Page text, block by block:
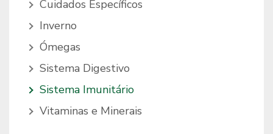
Cuidados Específicos
Inverno
Ómegas
Sistema Digestivo
Sistema Imunitário
Vitaminas e Minerais